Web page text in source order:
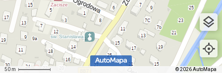
50 m © 2026 AutoMapa